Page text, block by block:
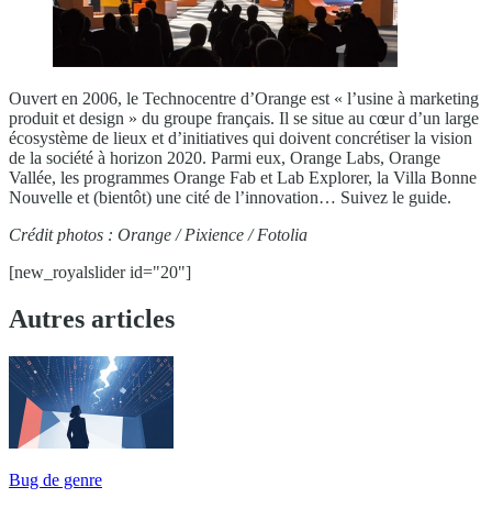
Ouvert en 2006, le Technocentre d’Orange est « l’usine à marketing
produit et design » du groupe français. Il se situe au cœur d’un large
écosystème de lieux et d’initiatives qui doivent concrétiser la vision
de la société à horizon 2020. Parmi eux, Orange Labs, Orange
Vallée, les programmes Orange Fab et Lab Explorer, la Villa Bonne
Nouvelle et (bientôt) une cité de l’innovation… Suivez le guide.
Crédit photos : Orange / Pixience / Fotolia
[new_royalslider id="20"]
Autres articles
Bug de genre